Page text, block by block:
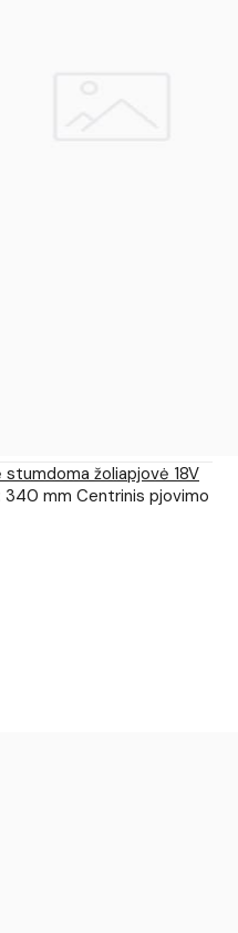
stumdoma žoliapjovė 18V
340 mm Centrinis pjovimo